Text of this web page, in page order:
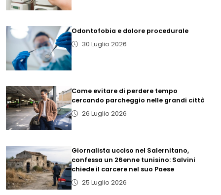
Odontofobia e dolore procedurale
30 Luglio 2026
Come evitare di perdere tempo
cercando parcheggio nelle grandi città
26 Luglio 2026
Giornalista ucciso nel Salernitano,
confessa un 26enne tunisino: Salvini
chiede il carcere nel suo Paese
25 Luglio 2026